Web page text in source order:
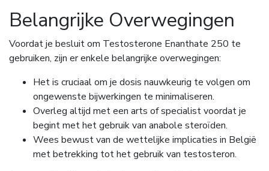
Belangrijke Overwegingen
Voordat je besluit om Testosterone Enanthate 250 te
gebruiken, zijn er enkele belangrijke overwegingen:
Het is cruciaal om je dosis nauwkeurig te volgen om
ongewenste bijwerkingen te minimaliseren.
Overleg altijd met een arts of specialist voordat je
begint met het gebruik van anabole steroïden.
Wees bewust van de wettelijke implicaties in België
met betrekking tot het gebruik van testosteron.